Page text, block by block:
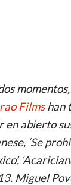
Filmshan
en abierto
‘Se
Miguel